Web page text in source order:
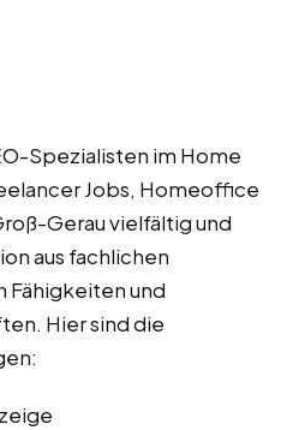
Spezialisten im Home
Jobs, Homeoffice
Gerau vielfältig und
aus fachlichen
Fähigkeiten und
Hier sind die